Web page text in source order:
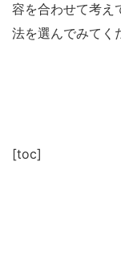
容を合わせて考え
法を選んでみてく
[toc]